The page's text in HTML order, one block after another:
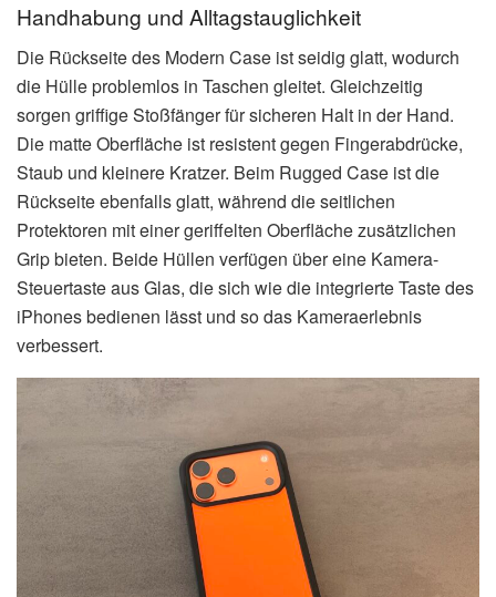
Handhabung und Alltagstauglichkeit
Die Rückseite des Modern Case ist seidig glatt, wodurch
die Hülle problemlos in Taschen gleitet. Gleichzeitig
sorgen griffige Stoßfänger für sicheren Halt in der Hand.
Die matte Oberfläche ist resistent gegen Fingerabdrücke,
Staub und kleinere Kratzer. Beim Rugged Case ist die
Rückseite ebenfalls glatt, während die seitlichen
Protektoren mit einer geriffelten Oberfläche zusätzlichen
Grip bieten. Beide Hüllen verfügen über eine Kamera-
Steuertaste aus Glas, die sich wie die integrierte Taste des
iPhones bedienen lässt und so das Kameraerlebnis
verbessert.